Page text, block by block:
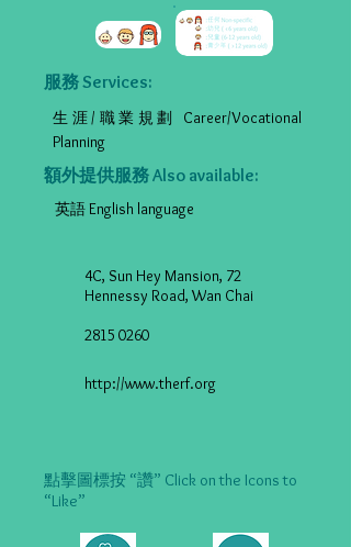
服務 Services:
生涯/職業規劃 Career/Vocational
Planning
額外提供服務 Also available:
英語 English language
4C, Sun Hey Mansion, 72
Hennessy Road, Wan Chai
2815 0260
http://www.therf.org
點擊圖標按 “讚” Click on the Icons to
“Like”